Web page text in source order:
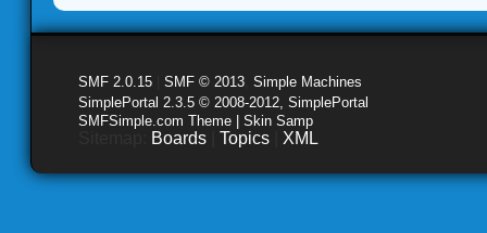
SMF 2.0.15 SMF © 2013 Simple Machines
SimplePortal 2.3.5 © 2008-2012, SimplePortal
SMFSimple.com Theme | Skin Samp
Boards Topics XML